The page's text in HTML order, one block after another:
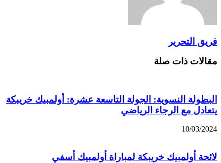
فريق التحرير
مقالات ذات صلة
البطولة النسوية: الجولة التاسعة عشرة: أولمبيك خريبكة
يتعادل مع الرجاء الرياضي
10/03/2024
لائحة أولمبيك خريبكة لمباراة أولمبيك أسفي